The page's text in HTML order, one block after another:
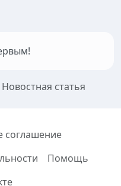
Новостная статья
соглашение
Помощь